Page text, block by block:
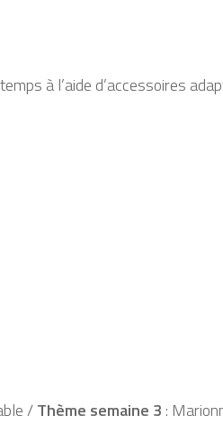
à l’aide d’accessoires
/Thème semaine 3 :